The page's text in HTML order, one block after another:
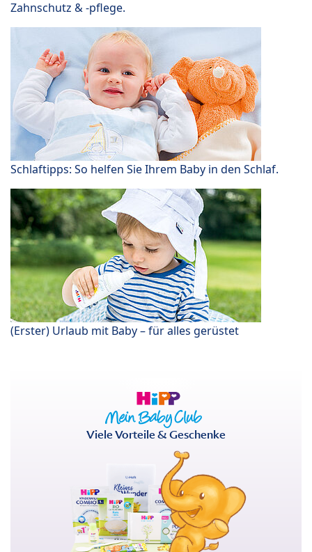
Zahnschutz & -pflege.
Schlaftipps: So helfen Sie Ihrem Baby in den Schlaf.
(Erster) Urlaub mit Baby – für alles gerüstet
Viele Vorteile & Geschenke